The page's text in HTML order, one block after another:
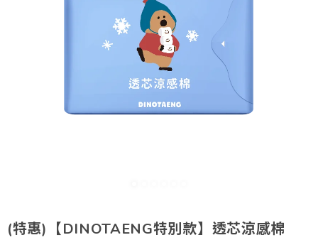
(特惠)【DINOTAENG特別款】透芯涼感棉